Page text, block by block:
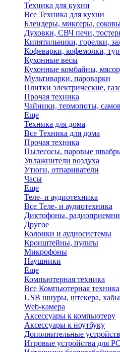
Техника для кухни
Все Техника для кухни
Блендеры, миксеры,
Духовки, СВЧ печи,
Кипятильники, горелки,
Кофеварки, кофемолки,
Кухонные весы
Кухонные комбайны,
Мультиварки, пароварки
Плитки электрические,
Прочая техника
Чайники, термопоты,
Еще
Техника для дома
Все Техника для дома
Прочая техника
Пылесосы, паровые
Увлажнители воздуха
Утюги, отпариватели
Часы
Еще
Теле- и аудиотехника
Все Теле- и аудиотехника
Диктофоны,
Другое
Колонки и аудиосистемы
Кронштейны, пульты
Микрофоны
Наушники
Еще
Компьютерная техника
Все Компьютерная техника
USB шнуры, штекера, хабы
Web-камера
Аксессуары к компьютеру
Аксессуары к ноутбуку
Дополнительные
Игровые устройства для PC